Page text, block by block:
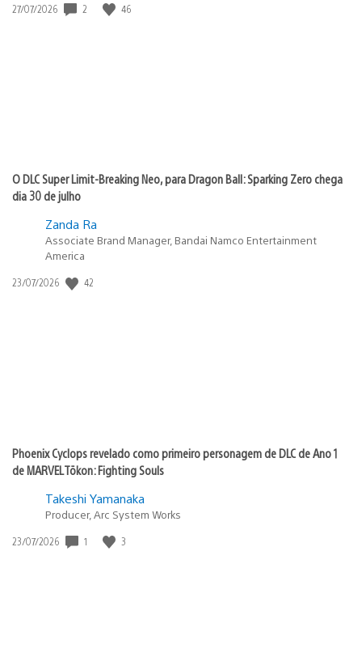
Data
27/07/2026 2 46
O DLC Super Limit-Breaking Neo, para Dragon Ball: Sparking Zero chega
dia 30 de julho
Zanda Ra
Associate Brand Manager, Bandai Namco Entertainment
America
Data
23/07/2026 42
Phoenix Cyclops revelado como primeiro personagem de DLC de Ano 1
de MARVEL Tōkon: Fighting Souls
Takeshi Yamanaka
Producer, Arc System Works
Data
23/07/2026 1 3